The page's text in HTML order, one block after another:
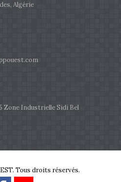
Algérie
Zone Industrielle Sidi Bel
Tous droits réservés.